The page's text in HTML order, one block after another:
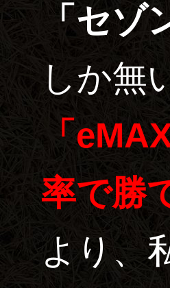
しか無
「eMAXIS Slim 全世界株
率で勝
より、